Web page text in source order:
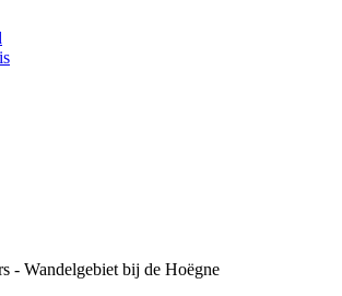
- Wandelgebiet bij de Hoëgne